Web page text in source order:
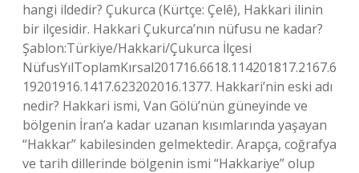
hangi ildedir? Çukurca (Kürtçe: Çelê), Hakkari ilinin
bir ilçesidir. Hakkari Çukurca’nın nüfusu ne kadar?
Şablon:Türkiye/Hakkari/Çukurca İlçesi
NüfusYılToplamKırsal201716.6618.114201817.2167.6
19201916.1417.623202016.1377. Hakkari’nin eski adı
nedir? Hakkari ismi, Van Gölü’nün güneyinde ve
bölgenin İran’a kadar uzanan kısımlarında yaşayan
“Hakkar” kabilesinden gelmektedir. Arapça, coğrafya
ve tarih dillerinde bölgenin ismi “Hakkariye” olup